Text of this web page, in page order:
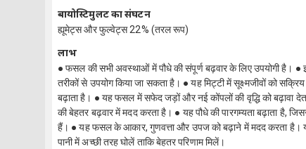
बायोस्टिमुलेंट का संघटन
ह्यूमेट्स और फुल्वेट्स 22% (तरल रूप)
लाभ
● फसल की सभी अवस्थाओं में पौधे की संपूर्ण बढ़वार के लिए उपयोगी है। ●
तरीकों से उपयोग किया जा सकता है। ● यह मिट्टी में सूक्ष्मजीवों को
बढ़ाता है। ● यह फसल में सफेद जड़ों और नई कोंपलों की वृद्धि को
की बेहतर बढ़वार में मदद करता है। ● यह पौधे की पारगम्यता बढ़ाता है,
हैं। ● यह फसल के आकार, गुणवत्ता और उपज को बढ़ाने में मदद करता है।
पानी में अच्छी तरह घोलें ताकि बेहतर परिणाम मिलें।